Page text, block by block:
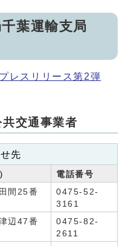
葉運輸支局
プレスリリース第2弾
交通事業者
先
電話番号
間25番
0475-52-
3161
辺47番
0475-82-
2611